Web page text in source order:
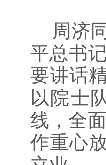
周济同
平总书
要讲话
以院士
线，全
作重心